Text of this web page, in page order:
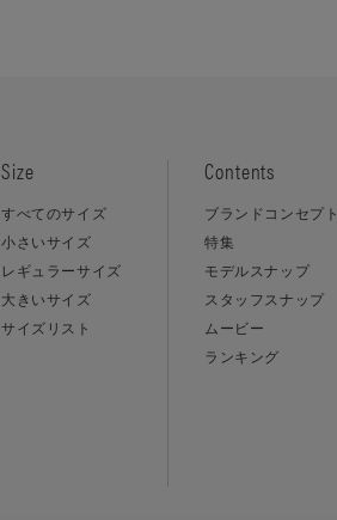
Size
すべてのサイズ
小さいサイズ
レギュラーサイズ
大きいサイズ
サイズリスト
Contents
ブランドコンセプト
特集
モデルスナップ
スタッフスナップ
ムービー
ランキング